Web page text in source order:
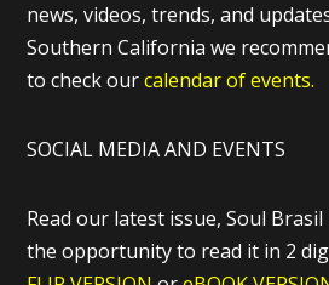
news, videos, trends, and
Southern California we
to check ourcalendar of events.
SOCIAL MEDIA AND EVENTS
Read our latest issue, Soul Brasil
the opportunity to read it in 2